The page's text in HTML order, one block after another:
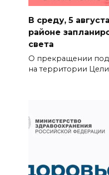
В среду, 5
районе
света
О прекращении
на территории